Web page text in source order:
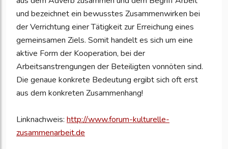
und bezeichnet ein bewusstes Zusammenwirken bei
der Verrichtung einer Tätigkeit zur Erreichung eines
gemeinsamen Ziels. Somit handelt es sich um eine
aktive Form der Kooperation, bei der
Arbeitsanstrengungen der Beteiligten vonnöten sind.
Die genaue konkrete Bedeutung ergibt sich oft erst
aus dem konkreten Zusammenhang!
Linknachweis: http://www.forum-kulturelle-
zusammenarbeit.de